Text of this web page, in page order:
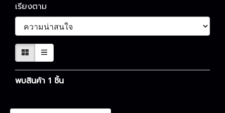
เรียงตาม
พบสินค้า 1 ชิ้น